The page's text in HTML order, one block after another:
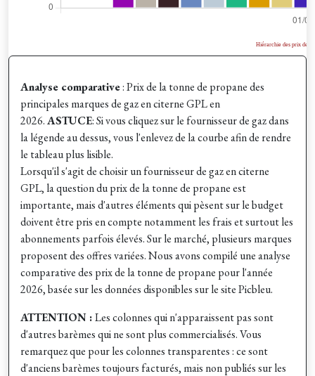
Analyse comparative: Prix de la tonne de propane des
principales marques de gaz en citerne GPL en
2026.ASTUCE: Si vous cliquez sur le fournisseur de gaz dans
la légende au dessus, vous l'enlevez de la courbe afin de rendre
le tableau plus lisible.
Lorsqu'il s'agit de choisir un fournisseur de gaz en citerne
GPL, la question du prix de la tonne de propane est
importante, mais d'autres éléments qui pèsent sur le budget
doivent être pris en compte notamment les frais et surtout les
abonnements parfois élevés. Sur le marché, plusieurs marques
proposent des offres variées. Nous avons compilé une analyse
comparative des prix de la tonne de propane pour l'année
2026, basée sur les données disponibles sur le site Picbleu.
ATTENTION :Les colonnes qui n'apparaissent pas sont
d'autres barèmes qui ne sont plus commercialisés.Vous
remarquez que pour les colonnes transparentes : ce sont
d'anciens barèmes toujours facturés, mais non publiés sur les